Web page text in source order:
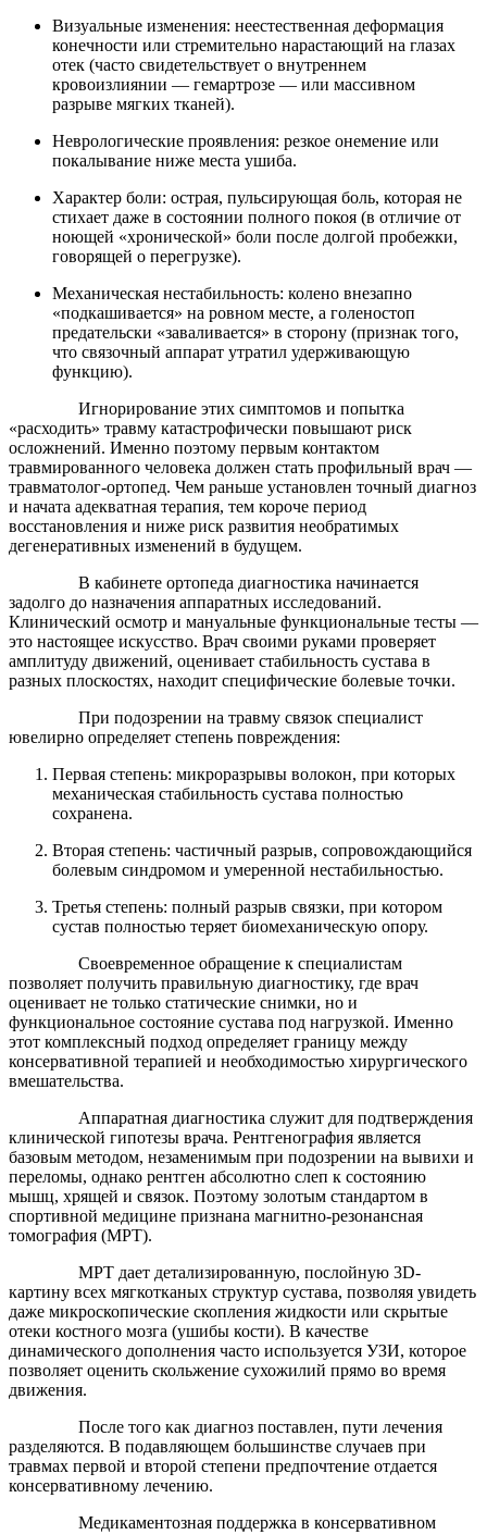
Визуальные изменения: неестественная деформация
конечности или стремительно нарастающий на глазах
отек (часто свидетельствует о внутреннем
кровоизлиянии — гемартрозе — или массивном
разрыве мягких тканей).
Неврологические проявления: резкое онемение или
покалывание ниже места ушиба.
Характер боли: острая, пульсирующая боль, которая не
стихает даже в состоянии полного покоя (в отличие от
ноющей «хронической» боли после долгой пробежки,
говорящей о перегрузке).
Механическая нестабильность: колено внезапно
«подкашивается» на ровном месте, а голеностоп
предательски «заваливается» в сторону (признак того,
что связочный аппарат утратил удерживающую
функцию).
Игнорирование этих симптомов и попытка
«расходить» травму катастрофически повышают риск
осложнений. Именно поэтому первым контактом
травмированного человека должен стать профильный врач —
травматолог-ортопед. Чем раньше установлен точный диагноз
и начата адекватная терапия, тем короче период
восстановления и ниже риск развития необратимых
дегенеративных изменений в будущем.
В кабинете ортопеда диагностика начинается
задолго до назначения аппаратных исследований.
Клинический осмотр и мануальные функциональные тесты —
это настоящее искусство. Врач своими руками проверяет
амплитуду движений, оценивает стабильность сустава в
разных плоскостях, находит специфические болевые точки.
При подозрении на травму связок специалист
ювелирно определяет степень повреждения:
Первая степень: микроразрывы волокон, при которых
механическая стабильность сустава полностью
сохранена.
Вторая степень: частичный разрыв, сопровождающийся
болевым синдромом и умеренной нестабильностью.
Третья степень: полный разрыв связки, при котором
сустав полностью теряет биомеханическую опору.
Своевременное обращение к специалистам
позволяет получить правильную диагностику, где врач
оценивает не только статические снимки, но и
функциональное состояние сустава под нагрузкой. Именно
этот комплексный подход определяет границу между
консервативной терапией и необходимостью хирургического
вмешательства.
Аппаратная диагностика служит для подтверждения
клинической гипотезы врача. Рентгенография является
базовым методом, незаменимым при подозрении на вывихи и
переломы, однако рентген абсолютно слеп к состоянию
мышц, хрящей и связок. Поэтому золотым стандартом в
спортивной медицине признана магнитно-резонансная
томография (МРТ).
МРТ дает детализированную, послойную 3D-
картину всех мягкотканых структур сустава, позволяя увидеть
даже микроскопические скопления жидкости или скрытые
отеки костного мозга (ушибы кости). В качестве
динамического дополнения часто используется УЗИ, которое
позволяет оценить скольжение сухожилий прямо во время
движения.
После того как диагноз поставлен, пути лечения
разделяются. В подавляющем большинстве случаев при
травмах первой и второй степени предпочтение отдается
консервативному лечению.
Медикаментозная поддержка в консервативном